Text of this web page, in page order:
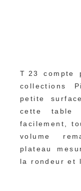
T 23
collections
petite
cette table
facilement,
volume
plateau
la rondeur et